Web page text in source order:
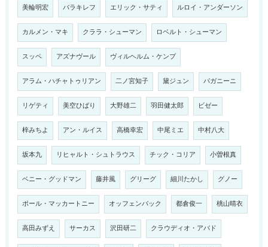
美輪明宏 バラキレフ エリック・サティ ルロイ・アンダーソン
カルメン・マキ クララ・シューマン ロベルト・シューマン
スッペ アズナヴール ヴィルヘルム・ケンプ
アラム・ハチャトゥリアン 二ノ宮知子 黛ジュン パガニーニ
リゲティ 美空ひばり 大野雄二 羽田健太郎 ビゼー
梓みちよ アン・ルイス 高橋幸宏 中尾ミエ 中村八大
坂本九 リヒャルト・シュトラウス チック・コリア 小曽根真
ベニー・グッドマン 藤井風 グリーグ 細川たかし グノー
ポール・マッカートニー オッフェンバック 都倉俊一 桃山晴衣
高田みずえ サーカス 沢田研二 クラウディオ・アバド